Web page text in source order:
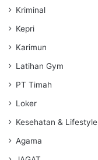
Kriminal
Kepri
Karimun
Latihan Gym
PT Timah
Loker
Kesehatan & Lifestyle
Agama